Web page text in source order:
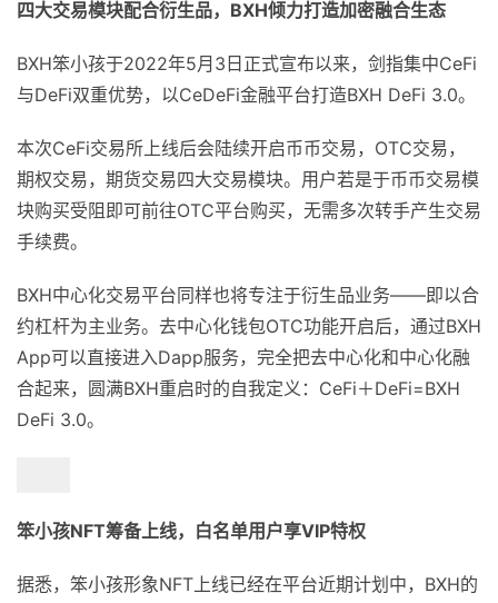
四大交易模块配合衍生品，BXH倾力打造加密融合生态
BXH笨小孩于2022年5月3日正式宣布以来，剑指集中CeFi
与DeFi双重优势，以CeDeFi金融平台打造BXH DeFi 3.0。
本次CeFi交易所上线后会陆续开启币币交易，OTC交易，
期权交易，期货交易四大交易模块。用户若是于币币交易模
块购买受阻即可前往OTC平台购买，无需多次转手产生交易
手续费。
BXH中心化交易平台同样也将专注于衍生品业务——即以合
约杠杆为主业务。去中心化钱包OTC功能开启后，通过BXH
App可以直接进入Dapp服务，完全把去中心化和中心化融
合起来，圆满BXH重启时的自我定义：CeFi＋DeFi=BXH
DeFi 3.0。
笨小孩NFT筹备上线，白名单用户享VIP特权
据悉，笨小孩形象NFT上线已经在平台近期计划中，BXH的